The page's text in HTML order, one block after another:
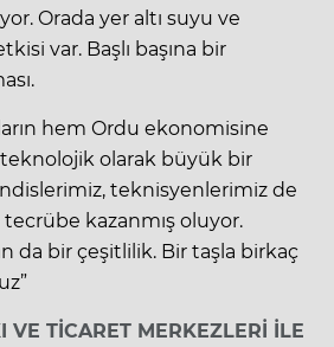
Orada yer altı suyu ve
var. Başlı başına bir
hem Ordu ekonomisine
teknolojik olarak büyük bir
teknisyenlerimiz de
kazanmış oluyor.
da bir çeşitlilik. Bir taşla birkaç
VE TİCARET MERKEZLERİ İLE